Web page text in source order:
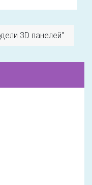
3D панелей"